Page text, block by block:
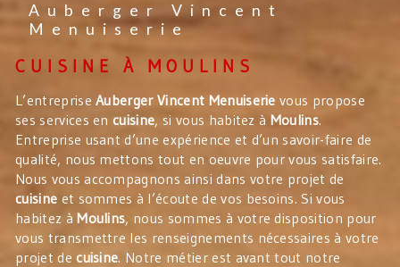
Auberger Vincent
Menuiserie
CUISINE À MOULINS
L’entrepriseAuberger Vincent Menuiserie vous propose
ses services encuisine, si vous habitez à Moulins.
Entreprise usant d’une expérience et d’un savoir-faire de
qualité, nous mettons tout en oeuvre pour vous satisfaire.
Nous vous accompagnons ainsi dans votre projet de
cuisine et sommes à l’écoute de vos besoins. Si vous
habitez àMoulins, nous sommes à votre disposition pour
vous transmettre les renseignements nécessaires à votre
projet decuisine. Notre métier est avant tout notre